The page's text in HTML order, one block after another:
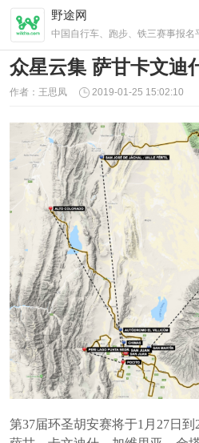
野途网
中国自行车、跑步、铁三赛事报名
众星云集 萨甘卡文迪
作者：王思凤 2019-01-25 15:02:10
第37届环圣胡安赛将于1月27日